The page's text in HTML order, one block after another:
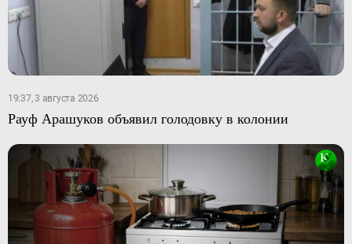
19:37, 3 августа 2026
Рауф Арашуков объявил голодовку в колонии